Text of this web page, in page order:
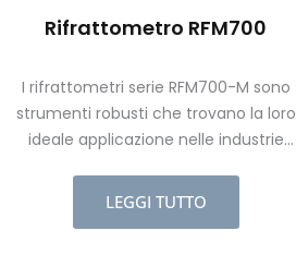
Rifrattometro RFM700
I rifrattometri serie RFM700-M sono
strumenti robusti che trovano la loro
ideale applicazione nelle industrie
impiegati nella misurazione del grado
LEGGI TUTTO